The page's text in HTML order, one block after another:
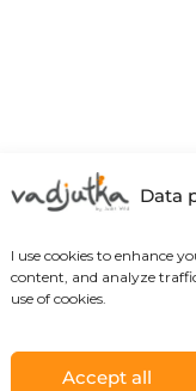
Data
I use cookies to enhance
content, and analyze
use of cookies.
Accept all